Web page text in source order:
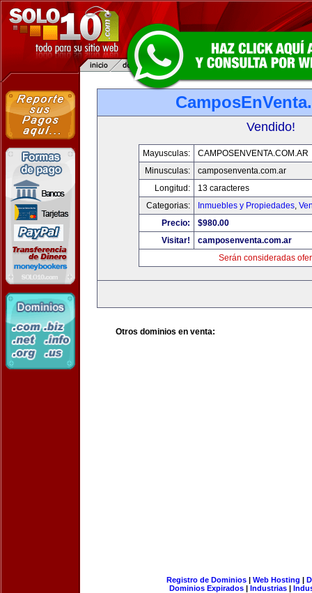
Vendido!
Mayusculas:
CAMPOSENVENTA.COM.AR
Minusculas:
camposenventa.com.ar
Longitud:
13 caracteres
Categorias:
Inmuebles y Propiedades,
Precio:
$980.00
Visitar!
camposenventa.com.ar
Serán consideradas
Otros dominios en venta:
Registro de Dominios| Web Hosting |
Dominios Expirados | Industrias |